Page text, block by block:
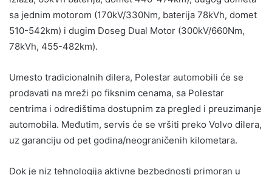
sa jednim motorom (170kV/330Nm, baterija 78kVh, domet
510-542km) i dugim Doseg Dual Motor (300kV/660Nm,
78kVh, 455-482km).
Umesto tradicionalnih dilera, Polestar automobili će se
prodavati na mreži po fiksnim cenama, sa Polestar
centrima i odredištima dostupnim za pregled i preuzimanje
automobila. Međutim, servis će se vršiti preko Volvo dilera,
uz garanciju od pet godina/neograničenih kilometara.
Dok je niz tehnologija aktivne bezbednosti primoran u